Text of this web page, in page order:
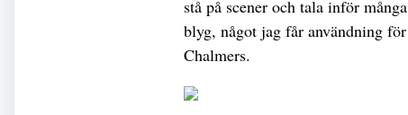
stå på scener och tala inför
blyg, något jag får användning
Chalmers.